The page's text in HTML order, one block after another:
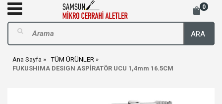
0
ARA
Ana Sayfa
TÜM ÜRÜNLER
FUKUSHIMA DESIGN ASPİRATÖR UCU 1,4mm 16.5CM